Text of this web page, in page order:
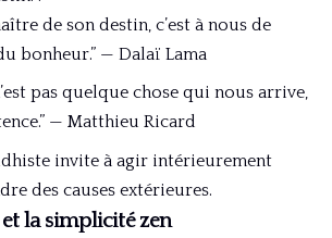
de son destin, c’est à nous de
bonheur.” — Dalaï Lama
pas quelque chose qui nous arrive,
— Matthieu Ricard
invite à agir intérieurement
des causes extérieures.
la simplicité zen